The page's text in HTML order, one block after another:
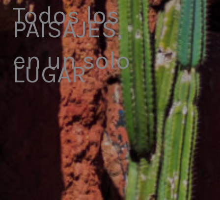
Todos los
PAISAJES,
en un solo
LUGAR